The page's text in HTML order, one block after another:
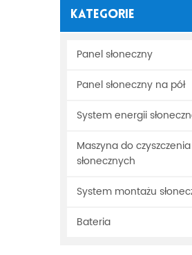
Kategorie
Panel słoneczny
Panel słoneczny na pół
System energii
Maszyna do
słonecznych
System montażu
Bateria